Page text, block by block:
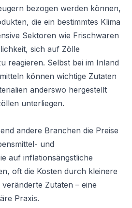
bezogen werden können,
die ein bestimmtes Klima
Sektoren wie Frischwaren
sich auf Zölle
reagieren. Selbst bei im Inland
können wichtige Zutaten
anderswo hergestellt
unterliegen.
andere Branchen die Preise
und
auf inflationsängstliche
oft die Kosten durch kleinere
Zutaten – eine
Praxis.